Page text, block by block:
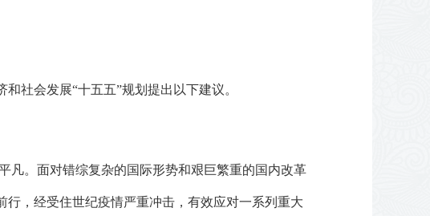
社会发展“十五五”规划提出以下建议。
凡。面对错综复杂的国际形势和艰巨繁重的国内改革
，经受住世纪疫情严重冲击，有效应对一系列重大